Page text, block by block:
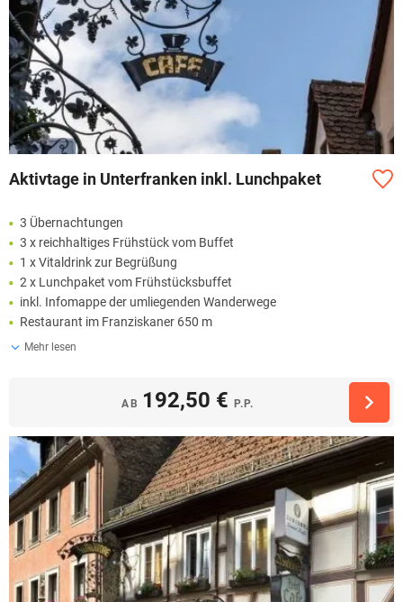
Aktivtage in Unterfranken inkl. Lunchpaket
3 Übernachtungen
3 x reichhaltiges Frühstück vom Buffet
1 x Vitaldrink zur Begrüßung
2 x Lunchpaket vom Frühstücksbuffet
inkl. Infomappe der umliegenden Wanderwege
Restaurant im Franziskaner 650 m
Mehr lesen
AB 192,50 € P.P.